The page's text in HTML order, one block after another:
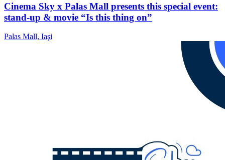
Cinema Sky x Palas Mall presents this special event:
stand-up & movie “Is this thing on”
Palas Mall, Iaşi